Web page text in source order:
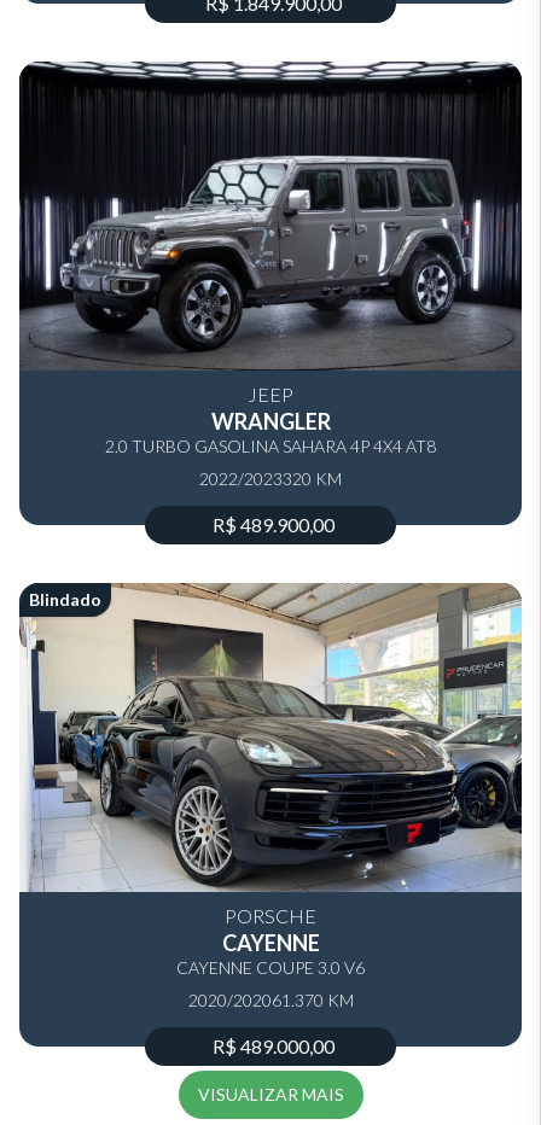
JEEP
WRANGLER
2.0 TURBO GASOLINA SAHARA 4P 4X4 AT8
2022/2023320 KM
R$ 489.900,00
Blindado
PORSCHE
CAYENNE
CAYENNE COUPE 3.0 V6
2020/202061.370 KM
R$ 489.000,00
VISUALIZAR MAIS